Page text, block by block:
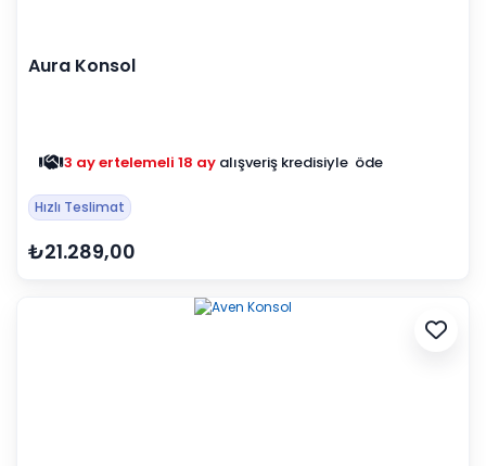
Aura Konsol
3 ay ertelemeli 18 ay alışveriş kredisiyle öde
Hızlı Teslimat
₺21.289,00